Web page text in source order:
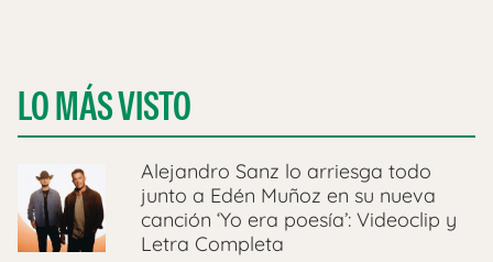
LO MÁS VISTO
Alejandro Sanz lo arriesga todo
junto a Edén Muñoz en su nueva
canción ‘Yo era poesía’: Videoclip y
Letra Completa